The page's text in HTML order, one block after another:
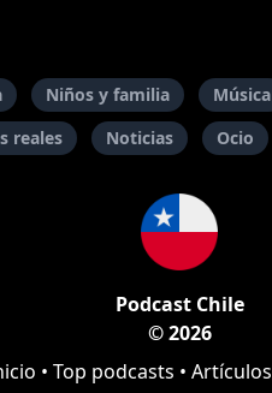
Niños y familia Música
reales Noticias Ocio
Podcast Chile
© 2026
• Top podcasts • Artículos